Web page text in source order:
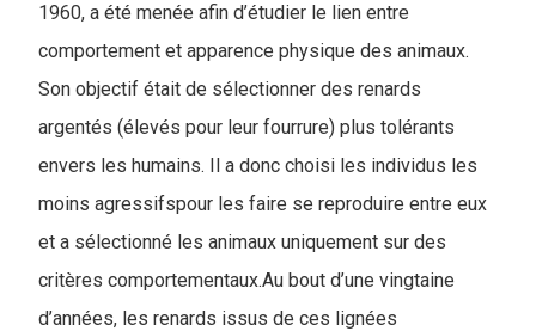
1960, a été menée afin d’étudier le lien entre
comportement et apparence physique des animaux.
Son objectif était de sélectionner des renards
argentés (élevés pour leur fourrure) plus tolérants
envers les humains. Il a donc choisi les individus les
moins agressifspour les faire se reproduire entre eux
et a sélectionné les animaux uniquement sur des
critères comportementaux.Au bout d’une vingtaine
d’années, les renards issus de ces lignées